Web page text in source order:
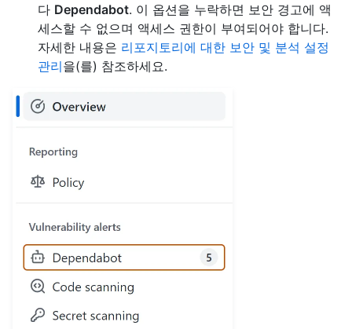
다 Dependabot. 이 옵션을 누락하면 보안 경고에 액
세스할 수 없으며 액세스 권한이 부여되어야 합니다.
자세한 내용은 리포지토리에 대한 보안 및 분석 설정
관리을(를) 참조하세요.